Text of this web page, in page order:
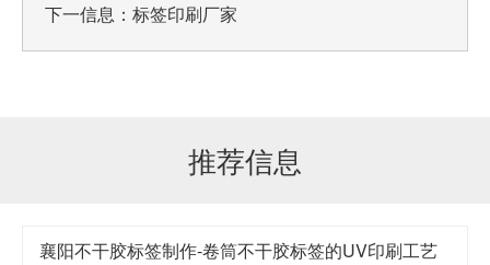
下一信息： 标签印刷厂家
推荐信息
襄阳不干胶标签制作-卷筒不干胶标签的UV印刷工艺